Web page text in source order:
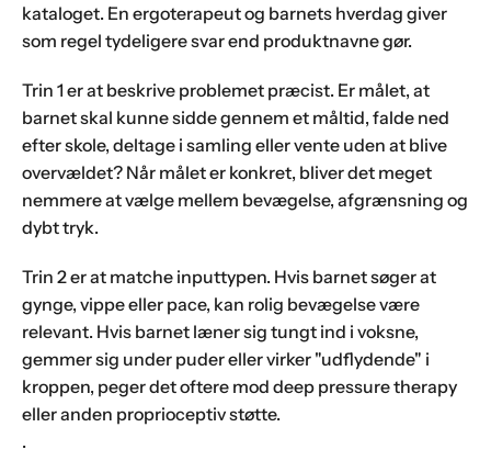
kataloget. En ergoterapeut og barnets hverdag giver
som regel tydeligere svar end produktnavne gør.
Trin 1 er at beskrive problemet præcist. Er målet, at
barnet skal kunne sidde gennem et måltid, falde ned
efter skole, deltage i samling eller vente uden at blive
overvældet? Når målet er konkret, bliver det meget
nemmere at vælge mellem bevægelse, afgrænsning og
dybt tryk.
Trin 2 er at matche inputtypen. Hvis barnet søger at
gynge, vippe eller pace, kan rolig bevægelse være
relevant. Hvis barnet læner sig tungt ind i voksne,
gemmer sig under puder eller virker "udflydende" i
kroppen, peger det oftere mod deep pressure therapy
eller anden proprioceptiv støtte.
.